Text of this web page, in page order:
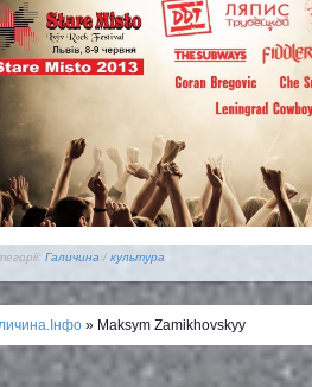
Галичина /культура
» Maksym Zamikhovskyy